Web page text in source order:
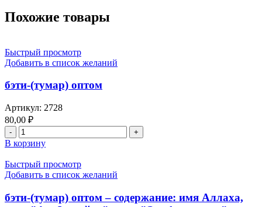
Похожие товары
Быстрый просмотр
Добавить в список желаний
бэти-(тумар) оптом
Артикул: 2728
80,00 ₽
Количество
товара
бэти-
(тумар)
оптом
В корзину
Быстрый просмотр
Добавить в список желаний
бэти-(тумар) оптом – содержание: имя Аллаха,